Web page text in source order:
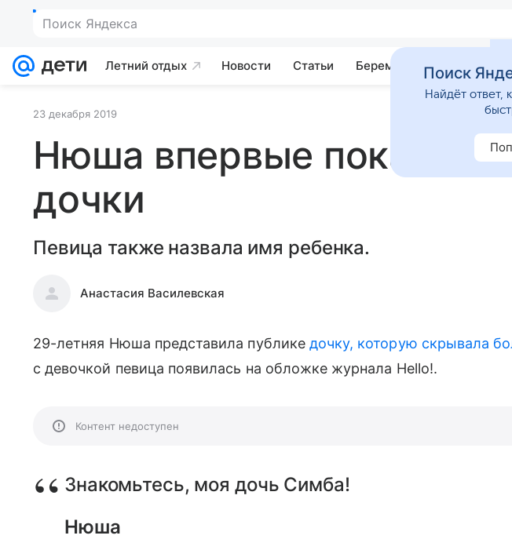
Поиск Яндекса
Летний отдых Новости Статьи Беременность Развитие
23 декабря 2019
Нюша впервые показала
дочки
Певица также назвала имя ребенка.
Анастасия Василевская
29-летняя Нюша представила публике дочку, которую скрывала
с девочкой певица появилась на обложке журнала Hello!.
Контент недоступен
Знакомьтесь, моя дочь Симба!
Нюша
Поиск
Найдёт ответ,